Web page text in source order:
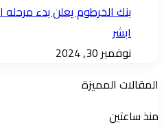
بنك الخرطوم يعلن بدء مرحله
ابشر
نوفمبر 30, 2024
المقالات المميزة
الجلابية
منذ ساعتين